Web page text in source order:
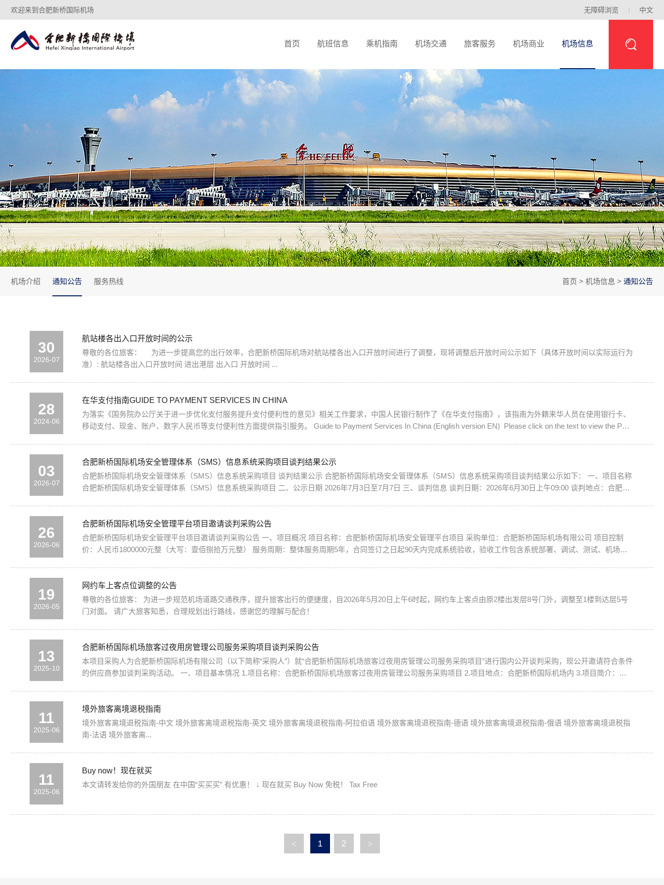
欢迎来到合肥新桥国际机场 无障碍浏览 中文
首页 航班信息 乘机指南 机场交通 旅客服务 机场商业 机场信息
机场介绍 通知公告 服务热线 首页 > 机场信息 > 通知公告
30
2026-07
航站楼各出入口开放时间的公示
尊敬的各位旅客： 为进一步提高您的出行效率，合肥新桥国际机场对航站楼各出入口开放时间进行了调整，现将调整后开放时间公示如下（具体开放时间以实际运行为
准）: 航站楼各出入口开放时间 进出港层 出入口 开放时间 ...
28
2024-06
在华支付指南GUIDE TO PAYMENT SERVICES IN CHINA
为落实《国务院办公厅关于进一步优化支付服务提升支付便利性的意见》相关工作要求，中国人民银行制作了《在华支付指南》，该指南为外籍来华人员在使用银行卡、
移动支付、现金、账户、数字人民币等支付便利性方面提供指引服务。 Guide to Payment Services In China (English version EN) Please click on the text to view the PDF
03
2026-07
合肥新桥国际机场安全管理体系（SMS）信息系统采购项目谈判结果公示
合肥新桥国际机场安全管理体系（SMS）信息系统采购项目 谈判结果公示 合肥新桥国际机场安全管理体系（SMS）信息系统采购项目谈判结果公示如下： 一、项目名称
合肥新桥国际机场安全管理体系（SMS）信息系统采购项目 二、公示日期 2026年7月3日至7月7日 三、谈判信息 谈判日期：2026年6月30日上午09:00 谈判地点：合肥机
26
2026-06
合肥新桥国际机场安全管理平台项目邀请谈判采购公告
合肥新桥国际机场安全管理平台项目邀请谈判采购公告 一、项目概况 项目名称：合肥新桥国际机场安全管理平台项目 采购单位：合肥新桥国际机场有限公司 项目控制
价：人民币1800000元整（大写：壹佰捌拾万元整） 服务周期：整体服务周期5年，合同签订之日起90天内完成系统验收，验收工作包含系统部署、调试、测试、机场初
19
2026-05
网约车上客点位调整的公告
尊敬的各位旅客： 为进一步规范机场道路交通秩序，提升旅客出行的便捷度，自2026年5月20日上午6时起，网约车上客点由原2楼出发层8号门外，调整至1楼到达层5号
门对面。 请广大旅客知悉，合理规划出行路线，感谢您的理解与配合！
13
2025-10
合肥新桥国际机场旅客过夜用房管理公司服务采购项目谈判采购公告
本项目采购人为合肥新桥国际机场有限公司（以下简称“采购人”）就“合肥新桥国际机场旅客过夜用房管理公司服务采购项目”进行国内公开谈判采购，现公开邀请符合条件
的供应商参加谈判采购活动。 一、项目基本情况 1.项目名称：合肥新桥国际机场旅客过夜用房管理公司服务采购项目 2.项目地点：合肥新桥国际机场内 3.项目简介：合
11
2025-06
境外旅客离境退税指南
境外旅客离境退税指南-中文 境外旅客离境退税指南-英文 境外旅客离境退税指南-阿拉伯语 境外旅客离境退税指南-德语 境外旅客离境退税指南-俄语 境外旅客离境退税指
南-法语 境外旅客离...
11
2025-06
Buy now！现在就买
本文请转发给你的外国朋友 在中国“买买买” 有优惠！ ↓ 现在就买 Buy Now 免税！ Tax Free
< 1 2 >